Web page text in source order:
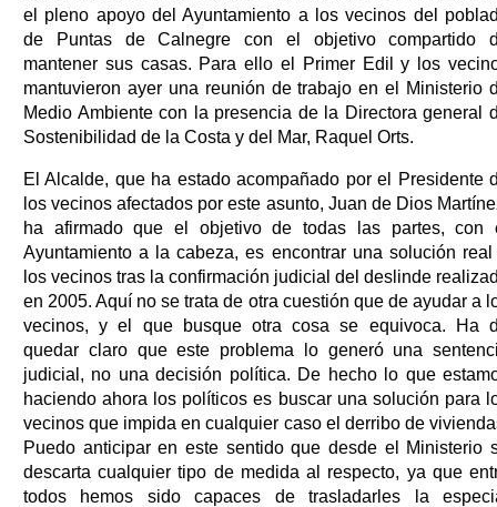
el pleno apoyo del Ayuntamiento a los vecinos del
de Puntas de Calnegre con el objetivo compartido
mantener sus casas. Para ello el Primer Edil y los
mantuvieron ayer una reunión de trabajo en el Ministerio
Medio Ambiente con la presencia de la Directora general
Sostenibilidad de la Costa y del Mar, Raquel Orts.
El Alcalde, que ha estado acompañado por el Presidente
los vecinos afectados por este asunto, Juan de Dios
ha afirmado que el objetivo de todas las partes, con
Ayuntamiento a la cabeza, es encontrar una solución real
los vecinos tras la confirmación judicial del deslinde
en 2005. Aquí no se trata de otra cuestión que de ayudar a
vecinos, y el que busque otra cosa se equivoca. Ha
quedar claro que este problema lo generó una
judicial, no una decisión política. De hecho lo que
haciendo ahora los políticos es buscar una solución para
vecinos que impida en cualquier caso el derribo de
Puedo anticipar en este sentido que desde el Ministerio
descarta cualquier tipo de medida al respecto, ya que
todos hemos sido capaces de trasladarles la